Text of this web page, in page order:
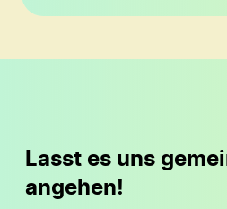
Lasst es uns
angehen!